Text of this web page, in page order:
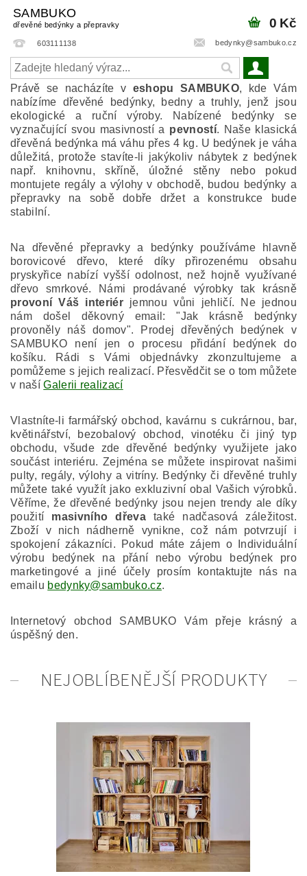
SAMBUKO
dřevěné bedýnky a přepravky
603111138 bedynky@sambuko.cz
0 Kč
Právě se nacházíte v eshopu SAMBUKO, kde Vám
nabízíme dřevěné bedýnky, bedny a truhly, jenž jsou
ekologické a ruční výroby. Nabízené bedýnky se
vyznačující svou masivností a pevností. Naše klasická
dřevěná bedýnka má váhu přes 4 kg. U bedýnek je váha
důležitá, protože stavíte-li jakýkoliv nábytek z bedýnek
např. knihovnu, skříně, úložné stěny nebo pokud
montujete regály a výlohy v obchodě, budou bedýnky a
přepravky na sobě dobře držet a konstrukce bude
stabilní.
Na dřevěné přepravky a bedýnky používáme hlavně
borovicové dřevo, které díky přirozenému obsahu
pryskyřice nabízí vyšší odolnost, než hojně využívané
dřevo smrkové. Námi prodávané výrobky tak krásně
provoní Váš interiér jemnou vůni jehličí. Ne jednou
nám došel děkovný email: "Jak krásně bedýnky
provoněly náš domov". Prodej dřevěných bedýnek v
SAMBUKO není jen o procesu přidání bedýnek do
košíku. Rádi s Vámi objednávky zkonzultujeme a
pomůžeme s jejich realizací. Přesvědčit se o tom můžete
v našíGalerii realizací
Vlastníte-li farmářský obchod, kavárnu s cukrárnou, bar,
květinářství, bezobalový obchod, vinotéku či jiný typ
obchodu, všude zde dřevěné bedýnky využijete jako
součást interiéru. Zejména se můžete inspirovat našimi
pulty, regály, výlohy a vitríny. Bedýnky či dřevěné truhly
můžete také využít jako exkluzivní obal Vašich výrobků.
Věříme, že dřevěné bedýnky jsou nejen trendy ale díky
použití masivního dřevataké nadčasová záležitost.
Zboží v nich nádherně vynikne, což nám potvrzují i
spokojení zákazníci.
Pokud máte zájem o Individuální
výrobu bedýnek na přání nebo výrobu bedýnek pro
marketingové a jiné účely prosím kontaktujte nás na
emailu bedynky@sambuko.cz.
Internetový obchod SAMBUKO Vám přeje krásný a
úspěšný den.
NEJOBLÍBENĚJŠÍ PRODUKTY